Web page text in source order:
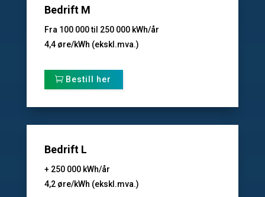
Bedrift M
Fra 100 000 til 250 000 kWh/år
4,4 øre/kWh (ekskl.mva.)
Bestill her
Bedrift L
+ 250 000 kWh/år
4,2 øre/kWh (ekskl.mva.)